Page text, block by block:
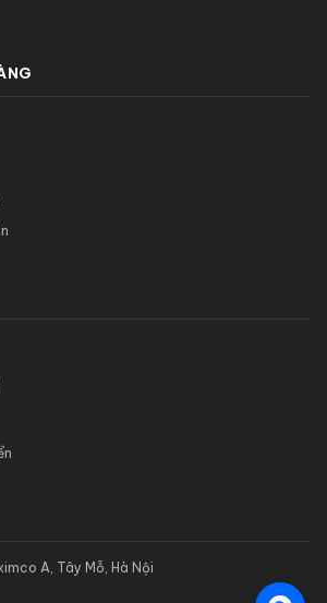
A, Tây Mỗ, Hà Nội